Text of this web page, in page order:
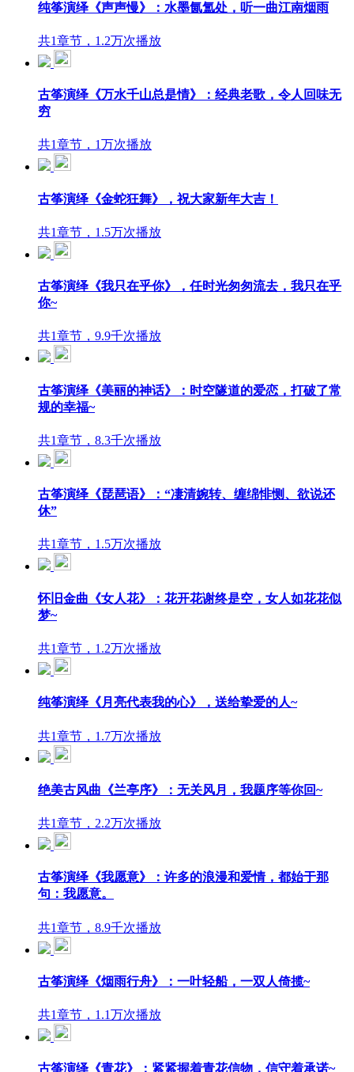
纯筝演绎《声声慢》：水墨氤氲处，听一曲江南烟雨
共1章节，1.2万次播放
古筝演绎《万水千山总是情》：经典老歌，令人回味无
穷
共1章节，1万次播放
古筝演绎《金蛇狂舞》，祝大家新年大吉！
共1章节，1.5万次播放
古筝演绎《我只在乎你》，任时光匆匆流去，我只在乎
你~
共1章节，9.9千次播放
古筝演绎《美丽的神话》：时空隧道的爱恋，打破了常
规的幸福~
共1章节，8.3千次播放
古筝演绎《琵琶语》：“凄清婉转、缠绵悱恻、欲说还
休”
共1章节，1.5万次播放
怀旧金曲《女人花》：花开花谢终是空，女人如花花似
梦~
共1章节，1.2万次播放
纯筝演绎《月亮代表我的心》，送给挚爱的人~
共1章节，1.7万次播放
绝美古风曲《兰亭序》：无关风月，我题序等你回~
共1章节，2.2万次播放
古筝演绎《我愿意》：许多的浪漫和爱情，都始于那
句：我愿意。
共1章节，8.9千次播放
古筝演绎《烟雨行舟》：一叶轻船，一双人倚揽~
共1章节，1.1万次播放
古筝演绎《青花》：紧紧握着青花信物，信守着承诺~